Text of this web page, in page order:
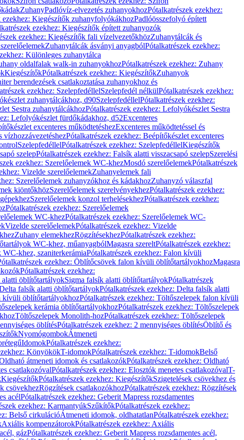
ZuhanyPadlóvíz-elvezetés zuhanyokhozPótalkatrészek ezekhez:
ezekhez: Kiegészítők zuhanyfolyókákhozPadlóösszefolyó épített
ezekhez: Kiegészítők épített zuhanyozók
ezekhez: Kiegészítők fali vízelvezetőkhözZuhanytálcák és
Zuhanytálcák ásványi anyagbólPótalkatrészek ezekhez:
Különleges zuhanytálca
oldalfalak walk-in zuhanyokhozPótalkatrészek ezekhez: Zuhany
KiegészítőkPótalkatrészek ezekhez: KiegészítőkZuhanyok
berendezések csatlakoztatása zuhanyokhoz és
ezekhez: SzelepfedéllelSzelepfedél nélkülPótalkatrészek ezekhez:
zuhanytálcákhoz, d90SzelepfedéllelPótalkatrészek ezekhez:
Sestra zuhanytálcákhozPótalkatrészek ezekhez: Lefolyókészlet Sestra
Lefolyókészlet fürdőkádakhoz, d52Excenteres
excenteres működtetéshezExcenteres működtetéssel és
vízhozzávezetéshezPótalkatrészek ezekhez: Beépítőkészlet excenteres
SzelepfedéllelPótalkatrészek ezekhez: SzelepfedéllelKiegészítők
szelepPótalkatrészek ezekhez: Falsík alatti visszacsapó szelepSzerelési
ezekhez: Szerelőelemek WC-khezMosdó szerelőelemekPótalkatrészek
Vizelde szerelőelemekZuhanyelemek fali
Szerelőelemek zuhanyzókhoz és kádakhozZuhanyzó válaszfal
kiöntőkhözSzerelőelemek szerelvényekhezPótalkatrészek ezekhez:
Szerelőelemek konzol terhelésekhezPótalkatrészek ezekhez:
Pótalkatrészek ezekhez: Szerelőelemek
WC-khezPótalkatrészek ezekhez: Szerelőelemek WC-
Vizelde szerelőelemekPótalkatrészek ezekhez: Vizelde
Zuhany elemekhezRögzítésekhezPótalkatrészek ezekhez:
WC-khez, műanyagbólMagasra szereltPótalkatrészek ezekhez:
khez, szaniterkerámiaPótalkatrészek ezekhez: Falon kívüli
ezekhez: Öblítőcsövek falon kívüli öblítőtartályokhozMagasra
Pótalkatrészek ezekhez:
alatti öblítőtartályokSigma falsík alatti öblítőtartályokPótalkatrészek
falsík alatti öblítőtartályokPótalkatrészek ezekhez: Delta falsík alatti
kívüli öblítőtartályokhozPótalkatrészek ezekhez: Töltőszelepek falon kívüli
kerámia öblítőtartályokhozPótalkatrészek ezekhez: Töltőszelepek
Töltőszelepek Monolith-hozPótalkatrészek ezekhez: Töltőszelepek
öblítésPótalkatrészek ezekhez: 2 mennyiséges öblítésÖblítő és
NyomógombokÁtmeneti
IdomokPótalkatrészek ezekhez:
KönyökökT-idomokPótalkatrészek ezekhez: T-idomokBelső
átmeneti idomok és csatlakozókPótalkatrészek ezekhez: Oldható
csatlakozóvalPótalkatrészek ezekhez: Elosztók menetes csatlakozóvalT-
KiegészítőkPótalkatrészek ezekhez: KiegészítőkSzigetelések csövekhez és
csövekhezRögzítések csatlakozókhozPótalkatrészek ezekhez: Rögzítések
acélPótalkatrészek ezekhez: Geberit Mapress rozsdamentes
ezekhez: KarmantyúkSzűkítőkPótalkatrészek ezekhez:
Belső cirkulációÁtmeneti idomok, oldhatatlanPótalkatrészek ezekhez:
Axiális kompenzátorokPótalkatrészek ezekhez: Axiális
gázPótalkatrészek ezekhez: Geberit Mapress rozsdamentes acél,